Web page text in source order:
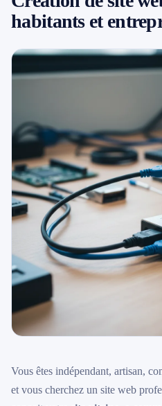
→ Toutes les zones d'intervention
079 716 53 82
habitants et
Vous êtes indépendant, artisan,
et vous cherchez un site web